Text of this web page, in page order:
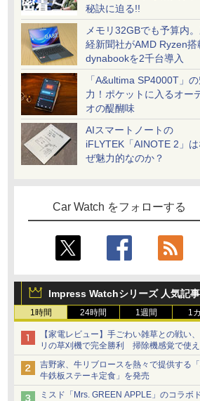
秘訣に迫る!!
メモリ32GBでも予算内
経新聞社がAMD Ryzen搭
dynabookを2千台導入
「A&ultima SP4000T」
力！ポケットに入るオー
オの醍醐味
AIスマートノートの
iFLYTEK「AINOTE 2」は
ぜ魅力的なのか？
Car Watch をフォローする
Impress Watchシリーズ 人気記事
1時間 24時間 1週間 1
【家電レビュー】手ごわい雑草との戦い
リの草刈機で完全勝利 掃除機感覚で使
吉野家、牛リブロースを熱々で提供する
牛鉄板ステーキ定食」を発売
ミスド「Mrs. GREEN APPLE」のコラボ